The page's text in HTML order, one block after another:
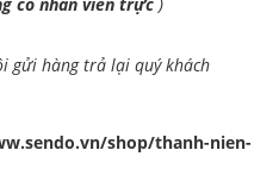
gửi hàng trả lại quý khách
shop/thanh-nien-